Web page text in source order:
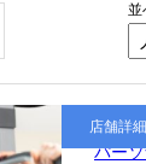
並
新宿
パー
店舗詳